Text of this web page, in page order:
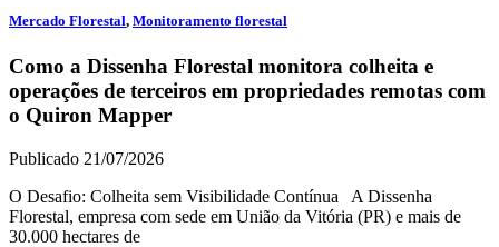
Mercado Florestal, Monitoramento florestal
Como a Dissenha Florestal monitora colheita e
operações de terceiros em propriedades remotas com
o Quiron Mapper
Publicado 21/07/2026
O Desafio: Colheita sem Visibilidade Contínua A Dissenha
Florestal, empresa com sede em União da Vitória (PR) e mais de
30.000 hectares de